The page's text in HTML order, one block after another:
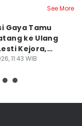
See More
Gaya Tamu
ke Ulang
Kejora,
11:43 WIB